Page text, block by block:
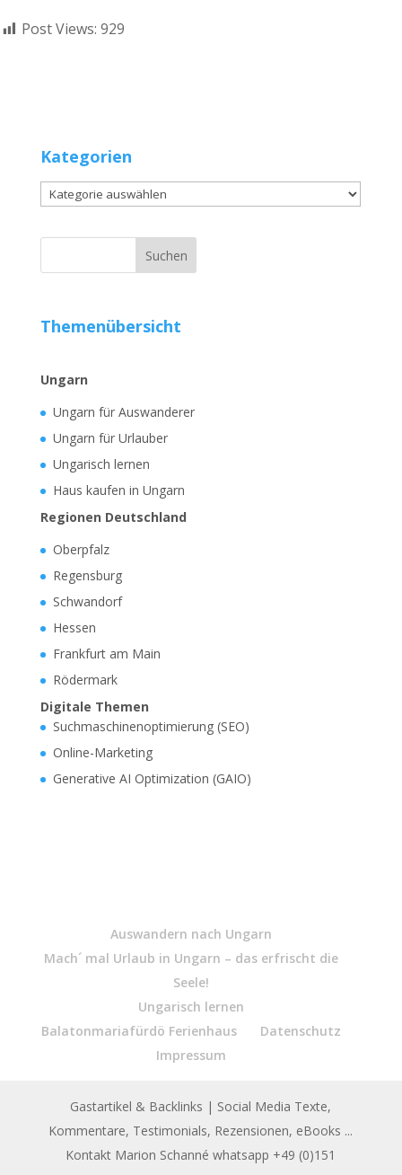
Post Views: 929
Kategorien
Kategorien
Themenübersicht
Ungarn
Ungarn für Auswanderer
Ungarn für Urlauber
Ungarisch lernen
Haus kaufen in Ungarn
Regionen Deutschland
Oberpfalz
Regensburg
Schwandorf
Hessen
Frankfurt am Main
Rödermark
Digitale Themen
Suchmaschinenoptimierung (SEO)
Online-Marketing
Generative AI Optimization (GAIO)
Auswandern nach Ungarn
Mach´ mal Urlaub in Ungarn – das erfrischt die
Seele!
Ungarisch lernen
Balatonmariafürdö Ferienhaus
Datenschutz
Impressum
Gastartikel & Backlinks | Social Media Texte,
Kommentare, Testimonials, Rezensionen, eBooks ...
Kontakt Marion Schanné whatsapp +49 (0)151